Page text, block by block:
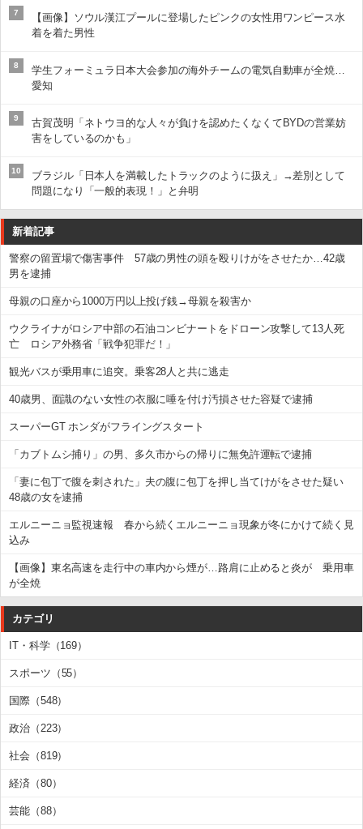
7
【画像】ソウル漢江プールに登場したピンクの女性用ワンピース水
着を着た男性
8
学生フォーミュラ日本大会参加の海外チームの電気自動車が全焼…
愛知
9
古賀茂明「ネトウヨ的な人々が負けを認めたくなくてBYDの営業妨
害をしているのかも」
10
ブラジル「日本人を満載したトラックのように扱え」→差別として
問題になり「一般的表現！」と弁明
新着記事
警察の留置場で傷害事件 57歳の男性の頭を殴りけがをさせたか…42歳
男を逮捕
母親の口座から1000万円以上投げ銭→母親を殺害か
ウクライナがロシア中部の石油コンビナートをドローン攻撃して13人死
亡 ロシア外務省「戦争犯罪だ！」
観光バスが乗用車に追突。乗客28人と共に逃走
40歳男、面識のない女性の衣服に唾を付け汚損させた容疑で逮捕
スーパーGT ホンダがフライングスタート
「カブトムシ捕り」の男、多久市からの帰りに無免許運転で逮捕
「妻に包丁で腹を刺された」夫の腹に包丁を押し当てけがをさせた疑い
48歳の女を逮捕
エルニーニョ監視速報 春から続くエルニーニョ現象が冬にかけて続く見
込み
【画像】東名高速を走行中の車内から煙が…路肩に止めると炎が 乗用車
が全焼
カテゴリ
IT・科学（169）
スポーツ（55）
国際（548）
政治（223）
社会（819）
経済（80）
芸能（88）